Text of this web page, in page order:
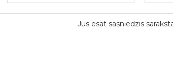
Jūs esat sasniedzis